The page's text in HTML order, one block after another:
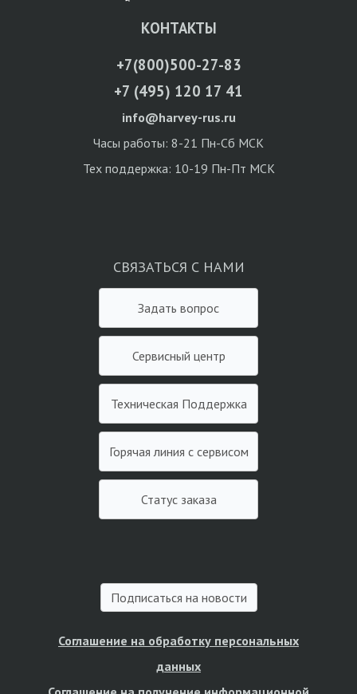
КОНТАКТЫ
+7(800)500-27-83
+7 (495) 120 17 41
info@harvey-rus.ru
Часы работы: 8-21 Пн-Сб МСК
Тех поддержка: 10-19 Пн-Пт МСК
СВЯЗАТЬСЯ С НАМИ
Задать вопрос
Сервисный центр
Техническая Поддержка
Горячая линия с сервисом
Статус заказа
Подписаться на новости
Соглашение на обработку персональных
данных